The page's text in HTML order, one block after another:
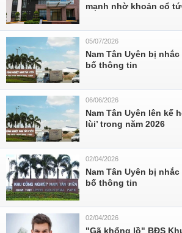
mạnh nhờ khoản cổ
05/07/2026
Nam Tân Uyên bị
bố thông tin
06/06/2026
Nam Tân Uyên lên kế
lùi’ trong năm 2026
02/04/2026
Nam Tân Uyên bị
bố thông tin
02/04/2026
"Gã khổng lồ" BĐS